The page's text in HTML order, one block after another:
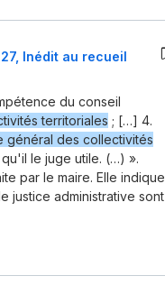
Inédit au recueil
du conseil
territoriales ; […] 4.
général des collectivités
le juge utile. (…) ».
par le maire. Elle indique
justice administrative sont